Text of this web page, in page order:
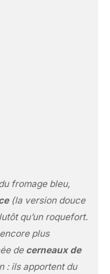
fromage bleu,
(la version douce
qu’un roquefort.
plus
de cerneaux de
: ils apportent du